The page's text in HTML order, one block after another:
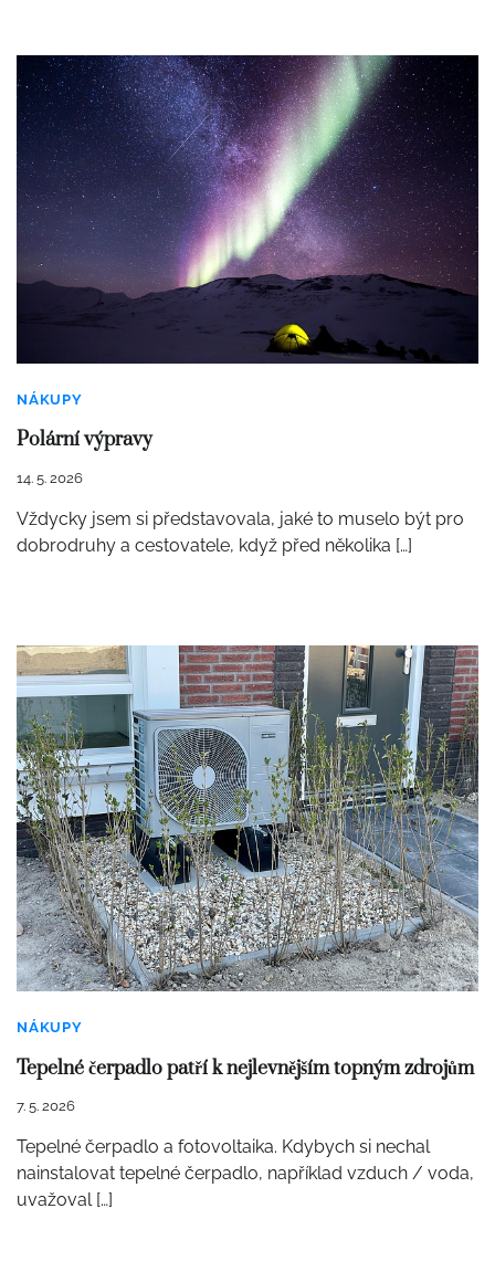
NÁKUPY
Polární výpravy
14. 5. 2026
Vždycky jsem si představovala, jaké to muselo být pro
dobrodruhy a cestovatele, když před několika […]
NÁKUPY
Tepelné čerpadlo patří k nejlevnějším topným zdrojům
7. 5. 2026
Tepelné čerpadlo a fotovoltaika. Kdybych si nechal
nainstalovat tepelné čerpadlo, například vzduch / voda,
uvažoval […]